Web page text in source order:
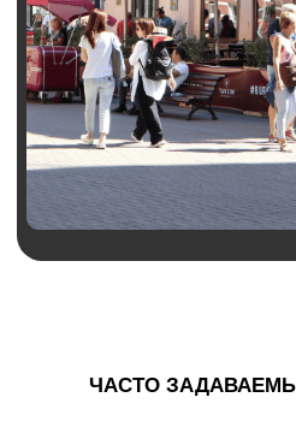
ЧАСТО